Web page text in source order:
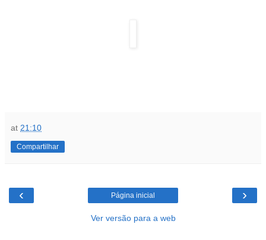
at 21:10
Compartilhar
‹ ›
Página inicial
Ver versão para a web